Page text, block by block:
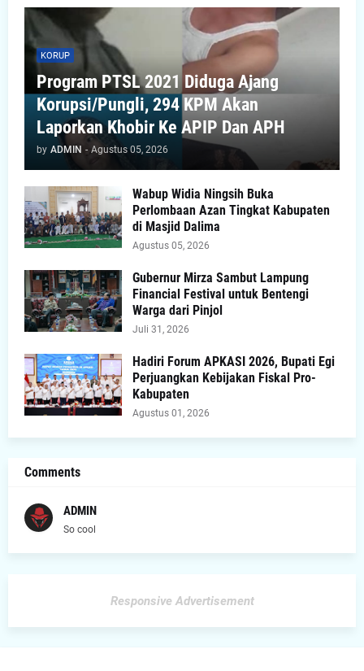
KORUP
Program PTSL 2021 Diduga Ajang
Korupsi/Pungli, 294 KPM Akan
Laporkan Khobir Ke APIP Dan APH
by ADMIN - Agustus 05, 2026
Wabup Widia Ningsih Buka
Perlombaan Azan Tingkat Kabupaten
di Masjid Dalima
Agustus 05, 2026
Gubernur Mirza Sambut Lampung
Financial Festival untuk Bentengi
Warga dari Pinjol
Juli 31, 2026
Hadiri Forum APKASI 2026, Bupati Egi
Perjuangkan Kebijakan Fiskal Pro-
Kabupaten
Agustus 01, 2026
Comments
ADMIN
So cool
Responsive Advertisement